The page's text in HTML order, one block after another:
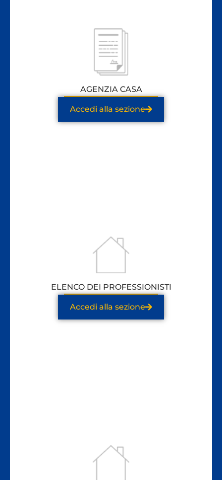
AGENZIA CASA
Accedi alla sezione
ELENCO DEI PROFESSIONISTI
Accedi alla sezione